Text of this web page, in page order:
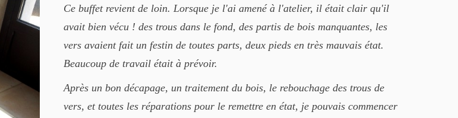
Ce buffet revient de loin. Lorsque je l'ai amené à l'atelier, il était clair qu'il
avait bien vécu ! des trous dans le fond, des partis de bois manquantes, les
vers avaient fait un festin de toutes parts, deux pieds en très mauvais état.
Beaucoup de travail était à prévoir.
Après un bon décapage, un traitement du bois, le rebouchage des trous de
vers, et toutes les réparations pour le remettre en état, je pouvais commencer